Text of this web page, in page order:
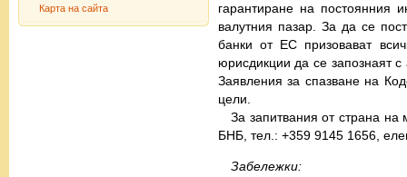
Карта на сайта
гарантиране на постоянния
валутния пазар. За да се
банки от ЕС призовават
юрисдикции да се запознаят
Заявления за спазване на
цели.
За запитвания от страна
БНБ, тел.: +359 9145 1656,
Забележки: